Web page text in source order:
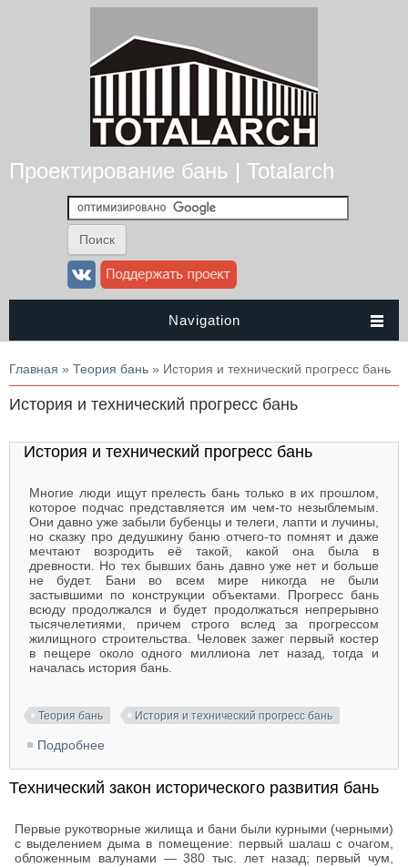
Проектирование бань | Totalarch
Navigation
Вы здесь
Главная » Теория бань » История и технический прогресс бань
История и технический прогресс бань
История и технический прогресс бань
Многие люди ищут прелесть бань только в их прошлом,
которое подчас представляется им чем-то незыблемым.
Они давно уже забыли бубенцы и телеги, лапти и лучины,
но сказку про дедушкину баню отчего-то помнят и даже
мечтают возродить её такой, какой она была в
древности. Но тех бывших бань давно уже нет и больше
не будет. Бани во всем мире никогда не были
застывшими по конструкции объектами. Прогресс бань
всюду продолжался и будет продолжаться непрерывно
тысячелетиями, причем строго вслед за прогрессом
жилищного строительства. Человек зажег первый костер
в пещере около одного миллиона лет назад, тогда и
началась история бань.
Теория бань История и технический прогресс бань
Подробнее
Технический закон исторического развития бань
Первые рукотворные жилища и бани были курными (черными)
с выделением дыма в помещение: первый шалаш с очагом,
обложенным валунами — 380 тыс. лет назад; первый чум,